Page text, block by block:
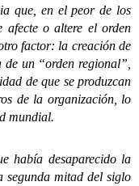
que, en el peor de los
afecte o altere el orden
factor: la creación de
un “orden regional”,
de que se produzcan
de la organización, lo
mundial.
desaparecido la
segunda mitad del siglo